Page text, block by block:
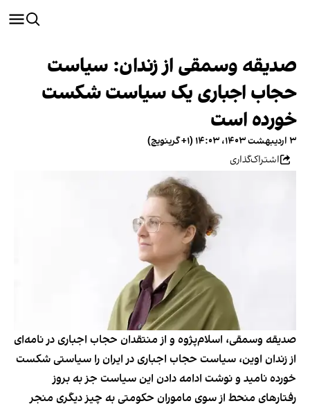
صدیقه وسمقی از زندان: سیاست
حجاب اجباری یک سیاست شکست
خورده است
۳ اردیبهشت ۱۴۰۳، ۱۴:۰۳ (‎+۱ گرینویچ)
اشتراک‌گذاری
صدیقه وسمقی، اسلام‌پژوه و از منتقدان حجاب اجباری در نامه‌ای
از زندان اوین، سیاست حجاب اجباری در ایران را سیاستی شکست
خورده نامید و نوشت ادامه دادن این سیاست جز به بروز
رفتارهای منحط از سوی ماموران حکومتی به چیز دیگری منجر